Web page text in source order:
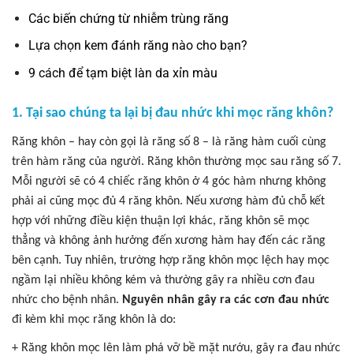
Các biến chứng từ nhiễm trùng răng
Lựa chọn kem đánh răng nào cho bạn?
9 cách để tạm biệt làn da xỉn màu
1. Tại sao chúng ta lại bị đau nhức khi mọc răng khôn?
Răng khôn – hay còn gọi là răng số 8 – là răng hàm cuối cùng
trên hàm răng của người. Răng khôn thường mọc sau răng số 7.
Mỗi người sẽ có 4 chiếc răng khôn ở 4 góc hàm nhưng không
phải ai cũng mọc đủ 4 răng khôn. Nếu xương hàm đủ chỗ kết
hợp với những điều kiện thuận lợi khác, răng khôn sẽ mọc
thẳng và không ảnh hưởng đến xương hàm hay đến các răng
bên cạnh. Tuy nhiên, trường hợp răng khôn mọc lệch hay mọc
ngầm lại nhiều không kém và thường gây ra nhiều cơn đau
nhức cho bệnh nhân. Nguyên nhân gây ra các cơn đau nhức
đi kèm khi mọc răng khôn là do:
+ Răng khôn mọc lên làm phá vỡ bề mặt nướu, gây ra đau nhức